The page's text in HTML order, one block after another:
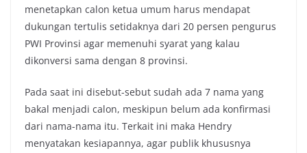
menetapkan calon ketua umum harus mendapat
dukungan tertulis setidaknya dari 20 persen pengurus
PWI Provinsi agar memenuhi syarat yang kalau
dikonversi sama dengan 8 provinsi.
Pada saat ini disebut-sebut sudah ada 7 nama yang
bakal menjadi calon, meskipun belum ada konfirmasi
dari nama-nama itu. Terkait ini maka Hendry
menyatakan kesiapannya, agar publik khususnya